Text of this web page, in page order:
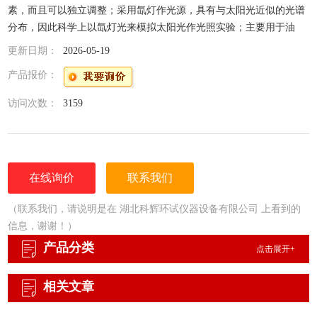
素，而且可以独立调整；采用氙灯作光源，具有与太阳光近似的光谱
分布，因此科学上以氙灯光来模拟太阳光作光照实验；主要用于油
漆、涂料、橡胶、塑胶、颜料、粘合剂、织物、化妆品等产品。
更新日期：2026-05-19
产品报价：
访问次数：3159
在线询价 联系我们
（联系我们，请说明是在 湖北科辉环试仪器设备有限公司 上看到的
信息，谢谢！）
产品分类 点击展开+
相关文章